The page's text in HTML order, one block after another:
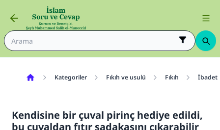
Kategoriler Fıkıh ve usulü Fıkıh
Kendisine bir çuval pirinç hediye edildi,
bu çuvaldan fıtır sadakasını çıkarabilir